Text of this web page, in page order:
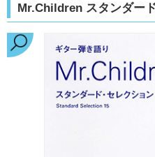
Mr.Children スタンダー